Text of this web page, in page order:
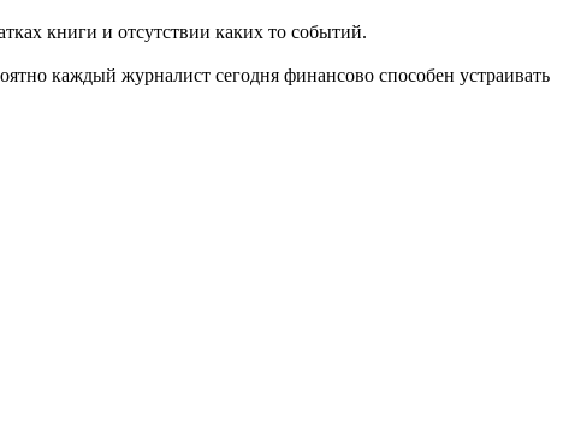
книги и отсутствии каких то событий.
каждый журналист сегодня финансово способен устраивать